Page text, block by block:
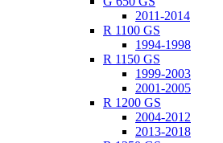
2011-2014
R 1100 GS
1994-1998
R 1150 GS
1999-2003
2001-2005
R 1200 GS
2004-2012
2013-2018